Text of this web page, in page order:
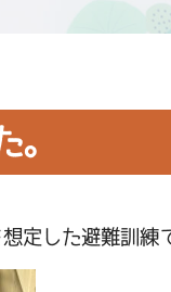
。
定した避難訓練